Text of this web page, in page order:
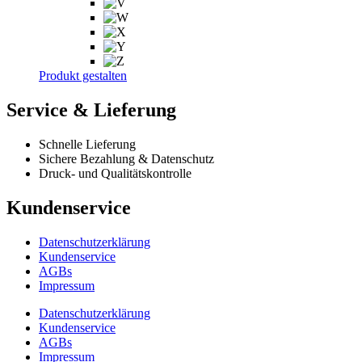
Produkt gestalten
Service & Lieferung
Schnelle Lieferung
Sichere Bezahlung & Datenschutz
Druck- und Qualitätskontrolle
Kundenservice
Datenschutzerklärung
Kundenservice
AGBs
Impressum
Datenschutzerklärung
Kundenservice
AGBs
Impressum